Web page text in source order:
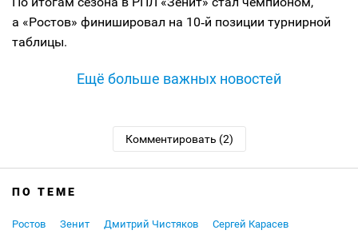
а «Ростов» финишировал на 10‑й позиции турнирной
таблицы.
Ещё больше важных новостей
Комментировать (2)
ПО ТЕМЕ
Ростов Зенит Дмитрий Чистяков
Сергей Карасев